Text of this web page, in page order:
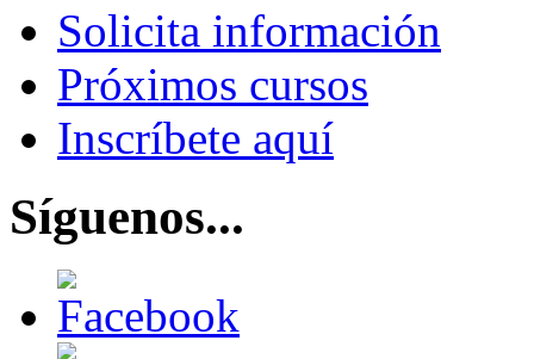
Solicita información
Próximos cursos
Inscríbete aquí
Síguenos...